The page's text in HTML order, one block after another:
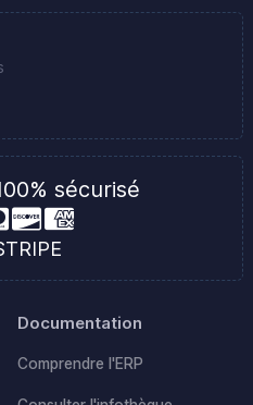
sécurisé
Documentation
Comprendre l'ERP